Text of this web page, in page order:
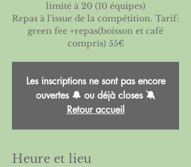
limité à 20 (10 équipes)
Repas à l'issue de la compétition. Tarif:
green fee +repas(boisson et café
Les inscriptions ne sont pas encore
ouvertes 🔔 ou déjà closes 🔕
Retour accueil
Heure et lieu